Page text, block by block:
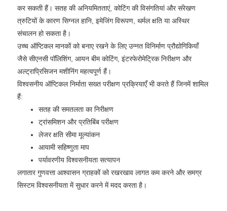
कर सकती हैं। सतह की अनियमितताएं, कोटिंग की विसंगतियां और संरेखण
त्रुटियों के कारण सिग्नल हानि, इमेजिंग विरूपण, थर्मल क्षति या अस्थिर
संचालन हो सकता है।
उच्च ऑप्टिकल मानकों को बनाए रखने के लिए उन्नत विनिर्माण प्रौद्योगिकियाँ
जैसे सीएनसी पॉलिशिंग, आयन बीम कोटिंग, इंटरफेरोमेट्रिक निरीक्षण और
अल्ट्राप्रिसिजन मशीनिंग महत्वपूर्ण हैं।
विश्वसनीय ऑप्टिकल निर्माता सख्त परीक्षण प्रक्रियाएँ भी करते हैं जिनमें शामिल
हैं:
सतह की समतलता का निरीक्षण
ट्रांसमिशन और प्रतिबिंब परीक्षण
लेजर क्षति सीमा मूल्यांकन
आयामी सहिष्णुता माप
पर्यावरणीय विश्वसनीयता सत्यापन
लगातार गुणवत्ता आश्वासन ग्राहकों को रखरखाव लागत कम करने और समग्र
सिस्टम विश्वसनीयता में सुधार करने में मदद करता है।